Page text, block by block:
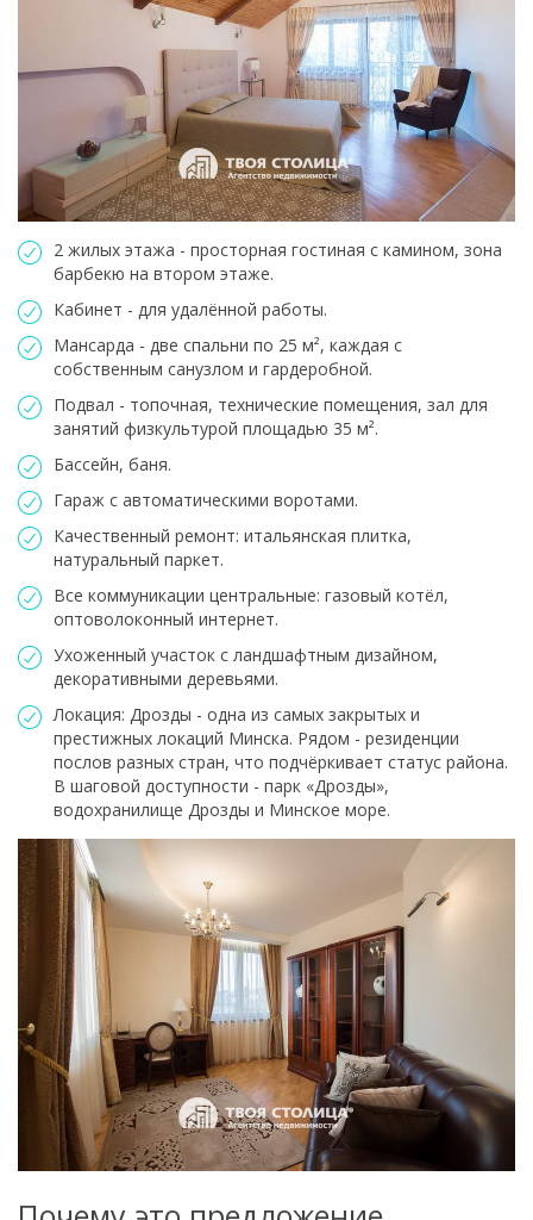
2 жилых этажа - просторная гостиная с камином, зона
барбекю на втором этаже.
Кабинет - для удалённой работы.
Мансарда - две спальни по 25 м², каждая с
собственным санузлом и гардеробной.
Подвал - топочная, технические помещения, зал для
занятий физкультурой площадью 35 м².
Бассейн, баня.
Гараж с автоматическими воротами.
Качественный ремонт: итальянская плитка,
натуральный паркет.
Все коммуникации центральные: газовый котёл,
оптоволоконный интернет.
Ухоженный участок с ландшафтным дизайном,
декоративными деревьями.
Локация: Дрозды - одна из самых закрытых и
престижных локаций Минска. Рядом - резиденции
послов разных стран, что подчёркивает статус района.
В шаговой доступности - парк «Дрозды»,
водохранилище Дрозды и Минское море.